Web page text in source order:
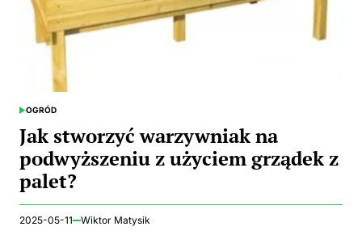
POSTED
OGRÓD
Jak stworzyć warzywniak na
podwyższeniu z użyciem grządek z
palet?
2025-05-11 Wiktor Matysik